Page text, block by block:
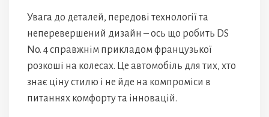
Увага до деталей, передові технології та
неперевершений дизайн – ось що робить DS
No. 4 справжнім прикладом французької
розкоші на колесах. Це автомобіль для тих, хто
знає ціну стилю і не йде на компроміси в
питаннях комфорту та інновацій.